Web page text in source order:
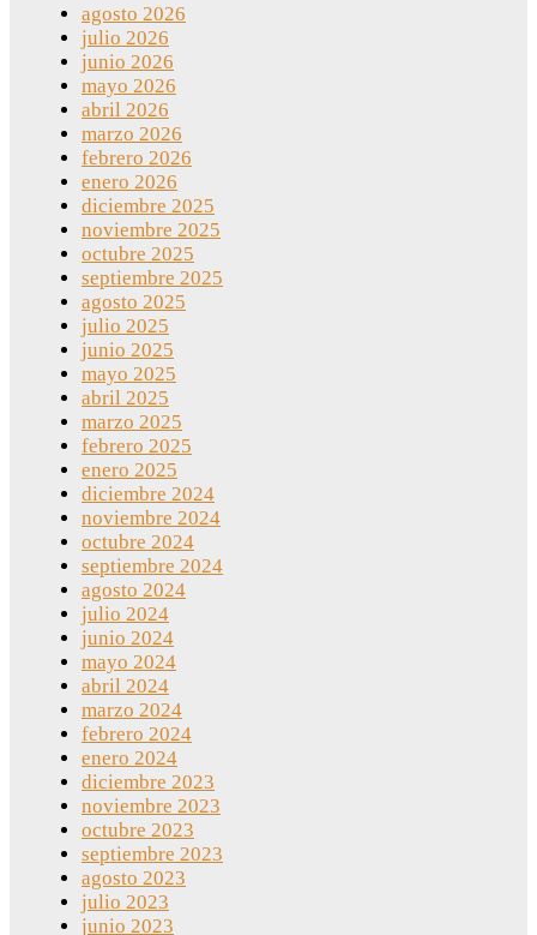
agosto 2026
julio 2026
junio 2026
mayo 2026
abril 2026
marzo 2026
febrero 2026
enero 2026
diciembre 2025
noviembre 2025
octubre 2025
septiembre 2025
agosto 2025
julio 2025
junio 2025
mayo 2025
abril 2025
marzo 2025
febrero 2025
enero 2025
diciembre 2024
noviembre 2024
octubre 2024
septiembre 2024
agosto 2024
julio 2024
junio 2024
mayo 2024
abril 2024
marzo 2024
febrero 2024
enero 2024
diciembre 2023
noviembre 2023
octubre 2023
septiembre 2023
agosto 2023
julio 2023
junio 2023